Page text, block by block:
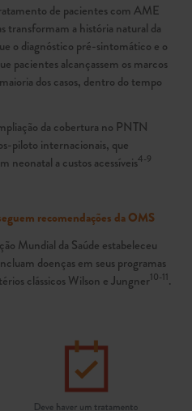
de pacientes com AME
transformam a história natural da
o diagnóstico pré-sintomático e o
pacientes alcançassem os marcos
dos casos, dentro do tempo
da cobertura no PNTN
piloto internacionais, que
neonatal a custos acessíveis4-9
recomendações da OMS
Mundial da Saúde estabeleceu
doenças em seus programas
clássicos Wilson e Jungner10-11.